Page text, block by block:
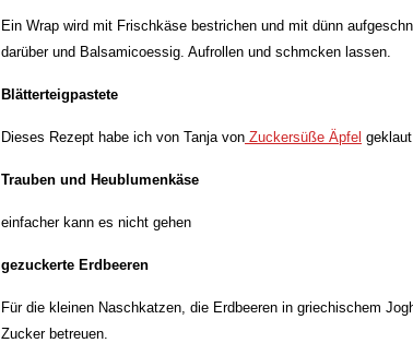
Ein Wrap wird mit Frischkäse bestrichen und mit dünn
darüber und Balsamicoessig. Aufrollen und schmcken lassen.
Blätterteigpastete
Dieses Rezept habe ich von Tanja von Zuckersüße Äpfel
Trauben und Heublumenkäse
einfacher kann es nicht gehen
gezuckerte Erdbeeren
Für die kleinen Naschkatzen, die Erdbeeren in griechischem
Zucker betreuen.